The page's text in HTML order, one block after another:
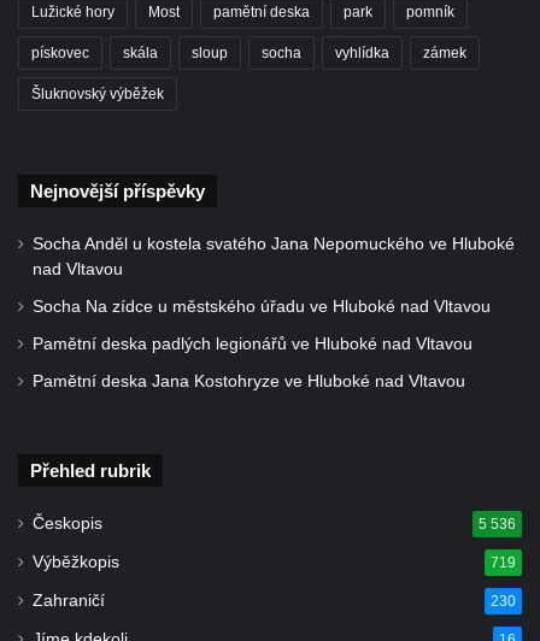
Lužické hory Most pamětní deska park pomník
pískovec skála sloup socha vyhlídka zámek
Šluknovský výběžek
Nejnovější příspěvky
Socha Anděl u kostela svatého Jana Nepomuckého ve Hluboké
nad Vltavou
Socha Na zídce u městského úřadu ve Hluboké nad Vltavou
Pamětní deska padlých legionářů ve Hluboké nad Vltavou
Pamětní deska Jana Kostohryze ve Hluboké nad Vltavou
Přehled rubrik
Českopis 5 536
Výběžkopis 719
Zahraničí 230